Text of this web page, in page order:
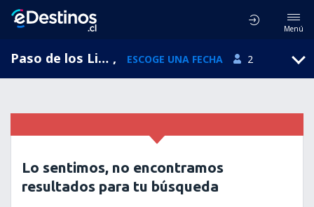
Menú
Paso de los Libres, Paso de los Libres Airport, Corrientes, Argentina (AOL) , ESCOGE UNA FECHA 2
Lo sentimos, no encontramos
resultados para tu búsqueda